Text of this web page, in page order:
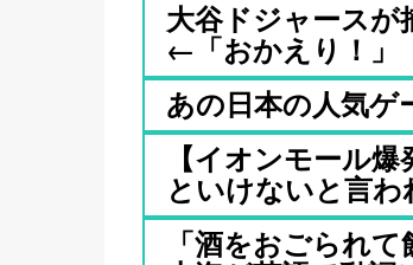
大谷ドジャースが
←「おかえり！」
あの日本の人気ゲ
【イオンモール
といけないと言わ
「酒をおごられ